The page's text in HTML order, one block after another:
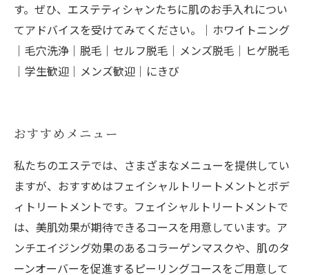
す。ぜひ、エステティシャンたちに肌のお手入れについ
てアドバイスを受けてみてください。｜ホワイトニング
｜毛穴洗浄｜脱毛｜セルフ脱毛｜メンズ脱毛｜ヒゲ脱毛
｜学生歓迎｜メンズ歓迎｜にきび
おすすめメニュー
私たちのエステでは、さまざまなメニューを提供してい
ますが、おすすめはフェイシャルトリートメントとボデ
ィトリートメントです。フェイシャルトリートメントで
は、美肌効果が期待できるコースを用意しています。ア
ンチエイジング効果のあるコラーゲンマスクや、肌のタ
ーンオーバーを促進するピーリングコースをご用意して